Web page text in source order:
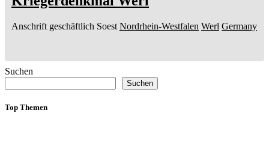
Anschrift geschäftlich Soest Nordrhein-Westfalen Werl Germany
Suchen
Suchen
Top Themen